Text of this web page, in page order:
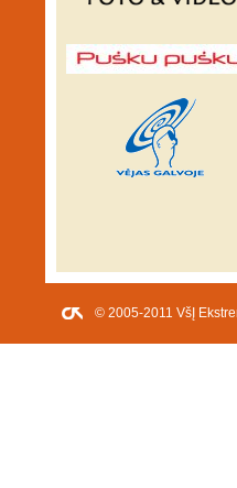
© 2005-2011 VšĮ